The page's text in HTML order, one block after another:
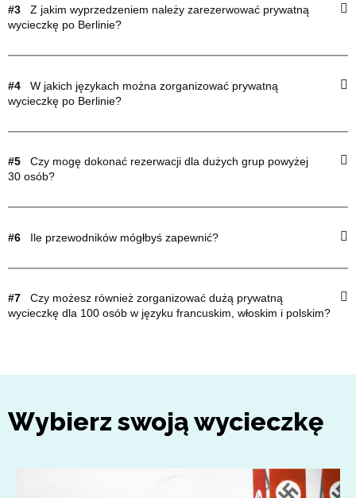
#3
Z jakim wyprzedzeniem należy zarezerwować prywatną
wycieczkę po Berlinie?
#4
W jakich językach można zorganizować prywatną
wycieczkę po Berlinie?
#5
Czy mogę dokonać rezerwacji dla dużych grup powyżej
30 osób?
#6 Ile przewodników mógłbyś zapewnić?
#7
Czy możesz również zorganizować dużą prywatną
wycieczkę dla 100 osób w języku francuskim, włoskim i polskim?
Wybierz swoją wycieczkę